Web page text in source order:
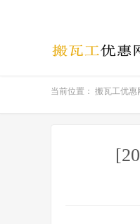
当前位置： 搬瓦工优惠